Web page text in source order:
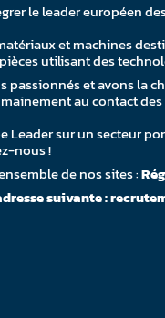
le leader européen
et machines
utilisant des
passionnés et avons la
au contact des
Leader sur un secteur
nous !
de nos sites :
suivante :